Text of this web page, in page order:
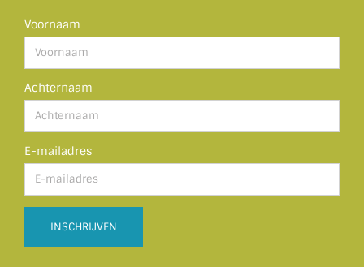
Voornaam
Achternaam
E-mailadres